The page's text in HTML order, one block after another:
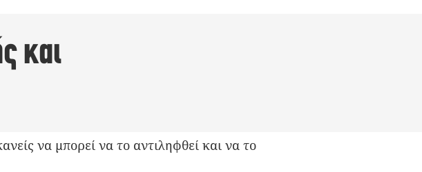
και
να μπορεί να το αντιληφθεί και να το